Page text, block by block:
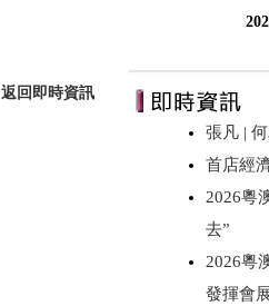
返回即時資訊
張凡 |
首店經
2026粵
去”
2026粵
發揮會